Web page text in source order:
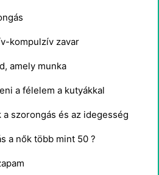
kompulzív zavar
amely munka
a félelem a kutyákkal
a szorongás és az idegesség
a nők több mint 50 ?